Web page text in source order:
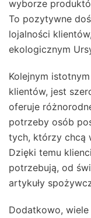
wyborze
To pozytywne
lojalności
ekologicznym
Kolejnym
klientów, jest
oferuje
potrzeby osób
tych, którzy chcą
Dzięki temu
potrzebują, od
artykuły
Dodatkowo,